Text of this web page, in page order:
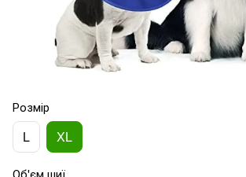
Розмір
L XL
Об'єм шиї